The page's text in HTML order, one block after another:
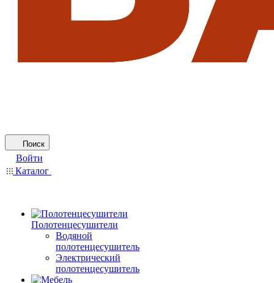
Поиск
Войти
Каталог
Полотенцесушители
Водяной
полотенцесушитель
Электрический
полотенцесушитель